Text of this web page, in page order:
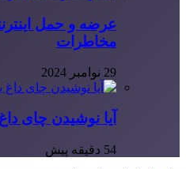
عرضه و حمل
مخاطرات
29 نوامبر 2024
آیا نوشیدن چای
54 دقیقه پیش